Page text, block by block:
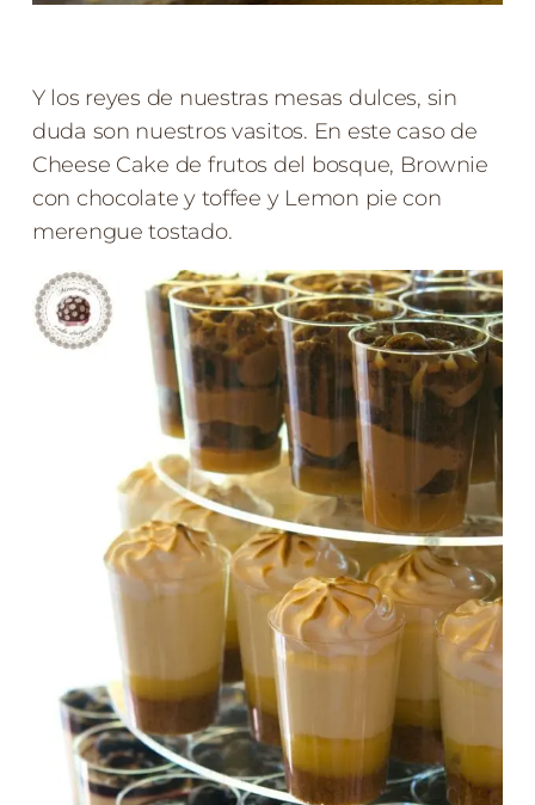
Y los reyes de nuestras mesas dulces, sin
duda son nuestros vasitos. En este caso de
Cheese Cake de frutos del bosque, Brownie
con chocolate y toffee y Lemon pie con
merengue tostado.